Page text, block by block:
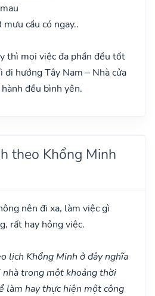
cầu có ngay..
thì mọi việc đa phần đều tốt
hướng Tây Nam – Nhà cửa
đều bình yên.
theo Khổng Minh
nên đi xa, làm việc gì
rất hay hỏng việc.
lịch Khổng Minh ở đây nghĩa
nhà trong một khoảng thời
làm hay thực hiện một công